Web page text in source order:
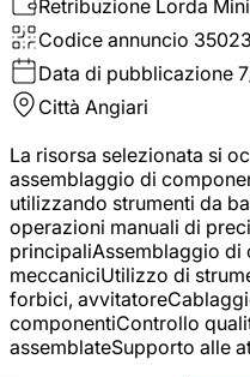
Retribuzione Lorda
Codice annuncio
Data di pubblicazione
Città Angiari
La risorsa selezionata si
assemblaggio di
utilizzando strumenti da
operazioni manuali di
principaliAssemblaggio di
meccaniciUtilizzo di
forbici,
componentiControllo
assemblateSupporto alle